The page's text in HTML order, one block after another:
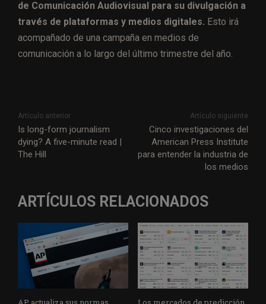
de Comunicación Audiovisual para su divulgación a
través de plataformas y medios digitales. Esto irá
acompañado de una campaña en medios de
comunicación a lo largo del último trimestre del año.
Artículo anterior
Is long-form journalism
dying? A five-minute read |
The Hill
Artículo siguiente
Cinco investigaciones del
American Press Institute
para entender la industria de
los medios
ARTÍCULOS RELACIONADOS